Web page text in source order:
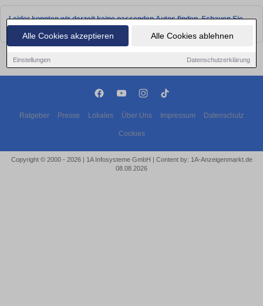
Alle Cookies akzeptieren Alle Cookies ablehnen
Einstellungen Datenschutzerklärung
Leider konnten wir derzeit keine passenden Autos finden. Schauen Sie
Ratgeber Presse Lokales Über Uns Impressum Datenschutz
Cookies
Copyright © 2000 - 2026 | 1A Infosysteme GmbH | Content by: 1A-Anzeigenmarkt.de
08.08.2026